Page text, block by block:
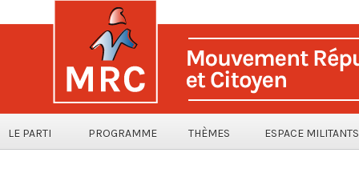
LE PARTI PROGRAMME THÈMES ESPACE MILITANTS